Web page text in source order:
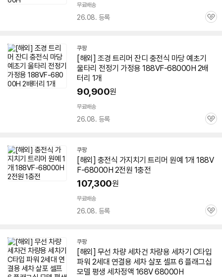
무료배송
26.08. 등록
관
쿠팡
[해외] 조경 트리머 잔디 충전식 마당 예초기
울타리 전정기 가정용 188VF-68000H 2배
터리 1개
90,900원
무료배송
26.08. 등록
관
쿠팡
[해외] 충전식 가지치기 트리머 원예 1개 188V
F-68000H 2전원 1충전
107,300원
무료배송
26.08. 등록
관
쿠팡
[해외] 무선 차량 세차건 차량용 세차기 C타입
파워 2세대 연결용 세차 살포 셀프 6 플래그십
모델 평생 세차정액 168V68000H